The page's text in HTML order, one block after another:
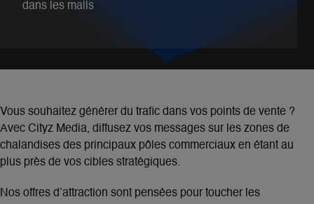
dans les malls
Vous souhaitez générer du trafic dans vos points de vente ?
Avec Cityz Media, diffusez vos messages sur les zones de
chalandises des principaux pôles commerciaux en étant au
plus près de vos cibles stratégiques.
Nos offres d’attraction sont pensées pour toucher les